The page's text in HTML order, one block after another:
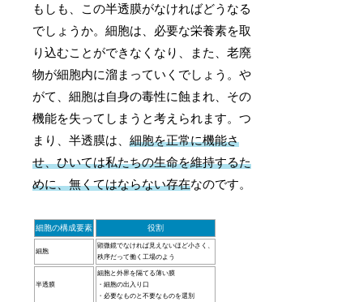
もしも、この半透膜がなければどうなる
でしょうか。細胞は、必要な栄養素を取
り込むことができなくなり、また、老廃
物が細胞内に溜まっていくでしょう。や
がて、細胞は自身の毒性に蝕まれ、その
機能を失ってしまうと考えられます。つ
まり、半透膜は、細胞を正常に機能さ
せ、ひいては私たちの生命を維持するた
めに、無くてはならない存在なのです。
細胞の構成要素 役割
細胞
顕微鏡でなければ見えないほど小さく、
秩序だって働く工場のよう
半透膜
細胞と外界を隔てる薄い膜
・細胞の出入り口
・必要なものと不要なものを選別